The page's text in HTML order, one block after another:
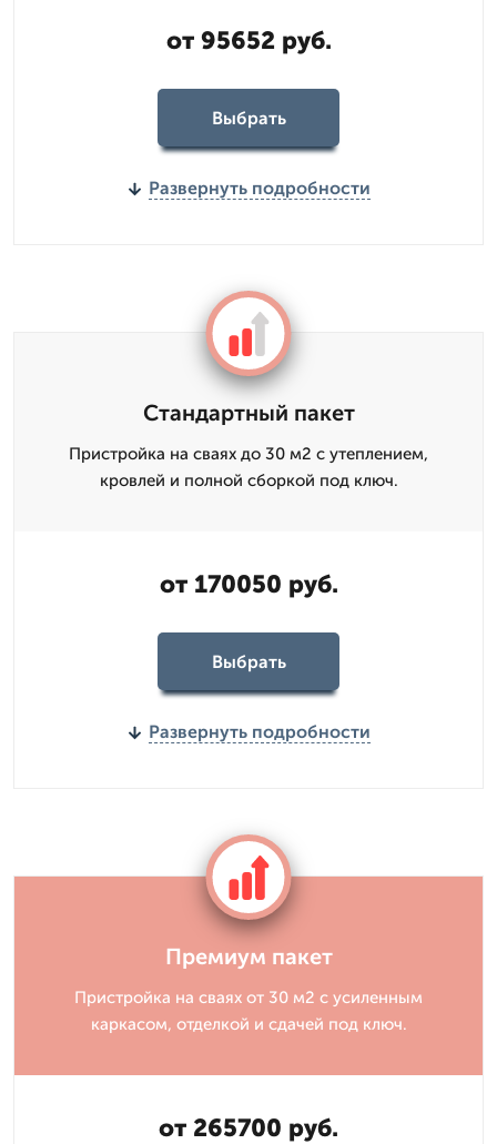
от 95652 руб.
Выбрать
Развернуть подробности
Стандартный пакет
Пристройка на сваях до 30 м2 с утеплением,
кровлей и полной сборкой под ключ.
от 170050 руб.
Выбрать
Развернуть подробности
Премиум пакет
Пристройка на сваях от 30 м2 с усиленным
каркасом, отделкой и сдачей под ключ.
от 265700 руб.